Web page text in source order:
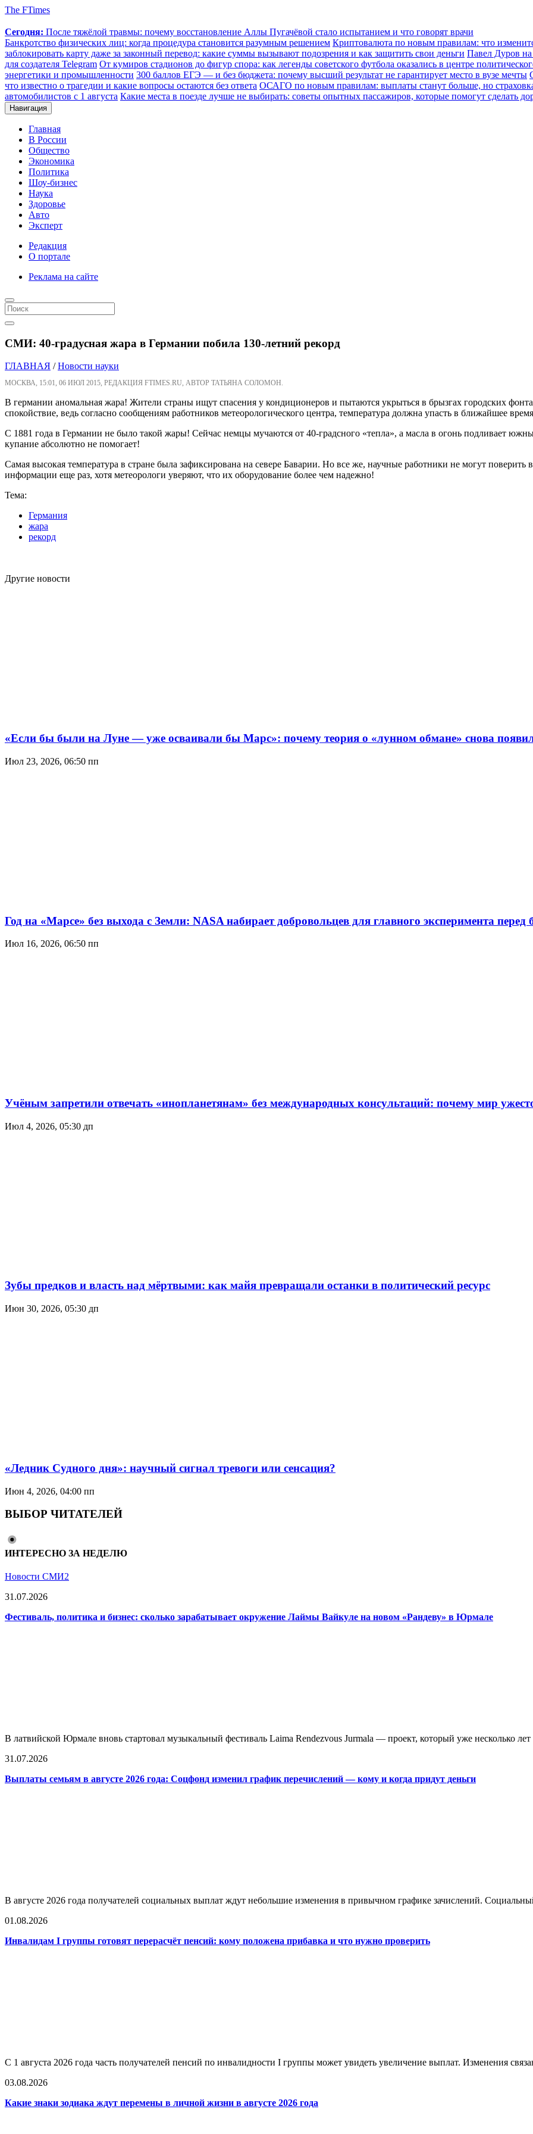
The FTimes
Сегодня: После тяжёлой травмы: почему восстановление Аллы Пугачёвой стало испытанием и что говорят врачи
Банкротство физических лиц: когда процедура становится разумным решением Криптовалюта по новым правилам: что
заблокировать карту даже за законный перевод: какие суммы вызывают подозрения и как защитить свои деньги Павел Дуров на
для создателя Telegram От кумиров стадионов до фигур спора: как легенды советского футбола оказались в центре
энергетики и промышленности 300 баллов ЕГЭ — и без бюджета: почему высший результат не гарантирует место в вузе мечты
что известно о трагедии и какие вопросы остаются без ответа ОСАГО по новым правилам: выплаты станут больше, но
автомобилистов с 1 августа Какие места в поезде лучше не выбирать: советы опытных пассажиров, которые помогут сделать
Навигация
Главная
В России
Общество
Экономика
Политика
Шоу-бизнес
Наука
Здоровье
Авто
Эксперт
Редакция
О портале
Реклама на сайте
СМИ: 40-градусная жара в Германии побила 130-летний рекорд
ГЛАВНАЯ /Новости науки
МОСКВА, 15:01, 06 ИЮЛ 2015, РЕДАКЦИЯ FTIMES.RU, АВТОР ТАТЬЯНА СОЛОМОН.
В германии аномальная жара! Жители страны ищут спасения у кондиционеров и пытаются укрыться в брызгах городских
спокойствие, ведь согласно сообщениям работников метеорологического центра, температура должна упасть в ближайшее
С 1881 года в Германии не было такой жары! Сейчас немцы мучаются от 40-градсного «тепла», а масла в огонь подливает
купание абсолютно не помогает!
Самая высокая температура в стране была зафиксирована на севере Баварии. Но все же, научные работники не могут
информации еще раз, хотя метеорологи уверяют, что их оборудование более чем надежно!
Тема:
Германия
жара
рекорд
Другие новости
«Если бы были на Луне — уже осваивали бы Марс»: почему теория о «лунном обмане» снова
Июл 23, 2026, 06:50 пп
Год на «Марсе» без выхода с Земли: NASA набирает добровольцев для главного эксперимента
Июл 16, 2026, 06:50 пп
Учёным запретили отвечать «инопланетянам» без международных консультаций: почему мир
Июл 4, 2026, 05:30 дп
Зубы предков и власть над мёртвыми: как майя превращали останки в политический ресурс
Июн 30, 2026, 05:30 дп
«Ледник Судного дня»: научный сигнал тревоги или сенсация?
Июн 4, 2026, 04:00 пп
ВЫБОР ЧИТАТЕЛЕЙ
ИНТЕРЕСНО ЗА НЕДЕЛЮ
Новости СМИ2
31.07.2026
Фестиваль, политика и бизнес: сколько зарабатывает окружение Лаймы Вайкуле на новом «Рандеву» в Юрмале
В латвийской Юрмале вновь стартовал музыкальный фестиваль Laima Rendezvous Jurmala — проект, который уже несколько лет
31.07.2026
Выплаты семьям в августе 2026 года: Соцфонд изменил график перечислений — кому и когда придут деньги
В августе 2026 года получателей социальных выплат ждут небольшие изменения в привычном графике зачислений.
01.08.2026
Инвалидам I группы готовят перерасчёт пенсий: кому положена прибавка и что нужно проверить
С 1 августа 2026 года часть получателей пенсий по инвалидности I группы может увидеть увеличение выплат. Изменения
03.08.2026
Какие знаки зодиака ждут перемены в личной жизни в августе 2026 года